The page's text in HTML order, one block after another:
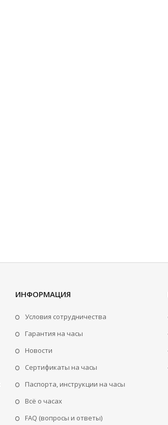
ИНФОРМАЦИЯ
Условия сотрудничества
Гарантия на часы
Новости
Сертификаты на часы
Паспорта, инструкции на часы
Всё о часах
FAQ (вопросы и ответы)